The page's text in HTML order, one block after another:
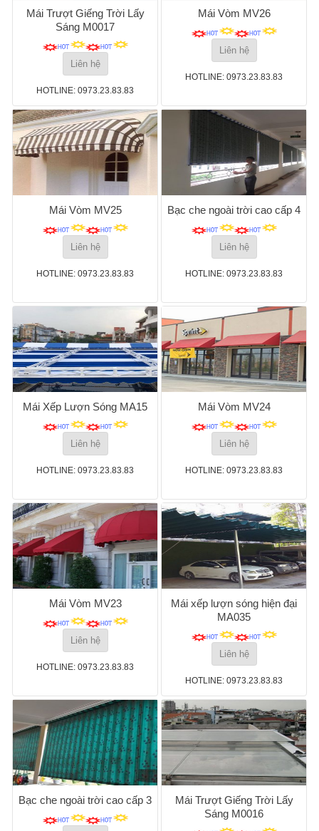
Mái Trượt Giếng Trời Lấy
Sáng M0017
Liên hệ
HOTLINE: 0973.23.83.83
Mái Vòm MV26
Liên hệ
HOTLINE: 0973.23.83.83
Mái Vòm MV25
Liên hệ
HOTLINE: 0973.23.83.83
Bạc che ngoài trời cao cấp 4
Liên hệ
HOTLINE: 0973.23.83.83
Mái Xếp Lượn Sóng MA15
Liên hệ
HOTLINE: 0973.23.83.83
Mái Vòm MV24
Liên hệ
HOTLINE: 0973.23.83.83
Mái Vòm MV23
Liên hệ
HOTLINE: 0973.23.83.83
Mái xếp lượn sóng hiện đại
MA035
Liên hệ
HOTLINE: 0973.23.83.83
Bạc che ngoài trời cao cấp 3
Mái Trượt Giếng Trời Lấy
Sáng M0016